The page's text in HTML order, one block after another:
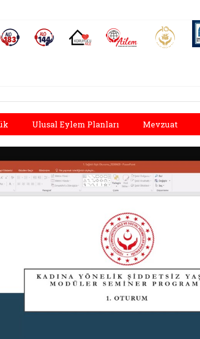
Sorulan Sorular
Alo 183 (yeni sekmede açılır)Alo 144 (yeni sekmede açılır)Koruyucu Aile (yeni sekmede açılır)
AİLEM İletişim Aile ve
Ulusal Eylem Planları Mevzuat